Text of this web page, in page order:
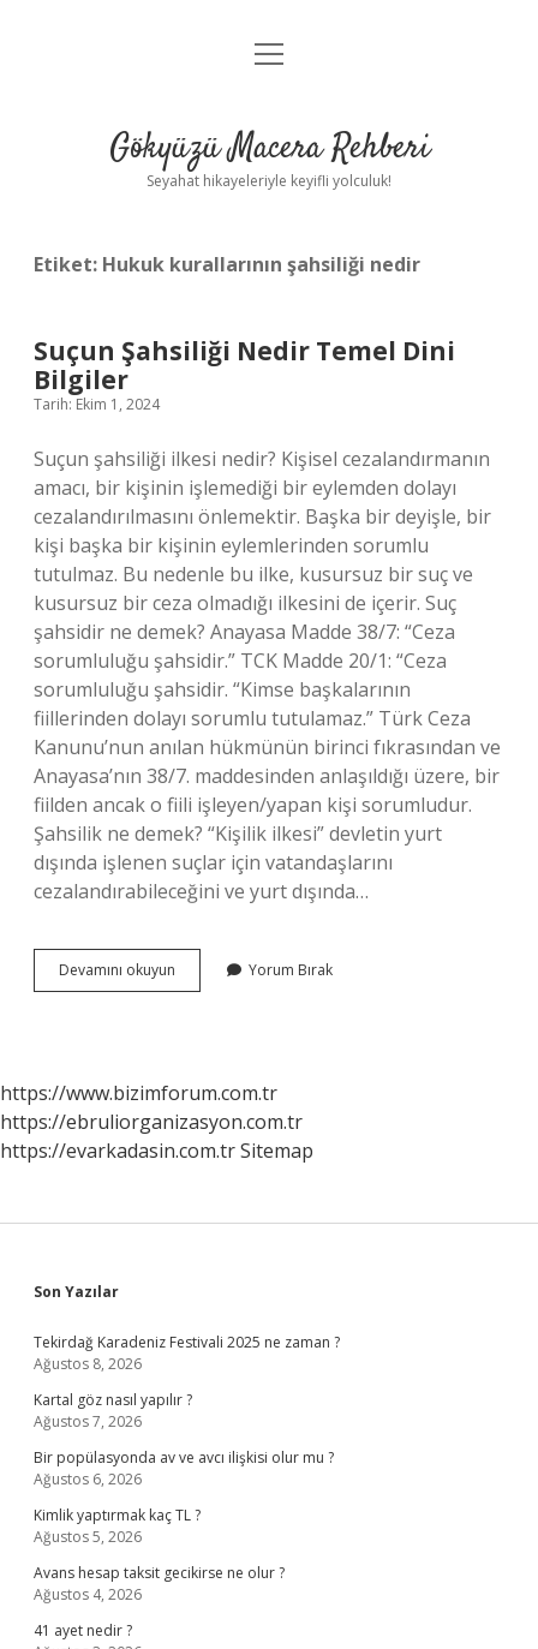
Anasayfa
Yasal Uyarı
menüyü
Gökyüzü Macera Rehberi
Seyahat hikayeleriyle keyifli yolculuk!
Etiket: Hukuk kurallarının şahsiliği nedir
Suçun Şahsiliği Nedir Temel Dini
Bilgiler
Tarih: Ekim 1, 2024
Suçun şahsiliği ilkesi nedir? Kişisel cezalandırmanın
amacı, bir kişinin işlemediği bir eylemden dolayı
cezalandırılmasını önlemektir. Başka bir deyişle, bir
kişi başka bir kişinin eylemlerinden sorumlu
tutulmaz. Bu nedenle bu ilke, kusursuz bir suç ve
kusursuz bir ceza olmadığı ilkesini de içerir. Suç
şahsidir ne demek? Anayasa Madde 38/7: “Ceza
sorumluluğu şahsidir.” TCK Madde 20/1: “Ceza
sorumluluğu şahsidir. “Kimse başkalarının
fiillerinden dolayı sorumlu tutulamaz.” Türk Ceza
Kanunu’nun anılan hükmünün birinci fıkrasından ve
Anayasa’nın 38/7. maddesinden anlaşıldığı üzere, bir
fiilden ancak o fiili işleyen/yapan kişi sorumludur.
Şahsilik ne demek? “Kişilik ilkesi” devletin yurt
dışında işlenen suçlar için vatandaşlarını
cezalandırabileceğini ve yurt dışında…
Devamını okuyun
Şahsiliği
Yorum Bırak
https://www.bizimforum.com.tr
https://ebruliorganizasyon.com.tr
https://evarkadasin.com.trSitemap
Sidebar
Son Yazılar
Tekirdağ Karadeniz Festivali 2025 ne zaman ?
Ağustos 8, 2026
Kartal göz nasıl yapılır ?
Ağustos 7, 2026
Bir popülasyonda av ve avcı ilişkisi olur mu ?
Ağustos 6, 2026
Kimlik yaptırmak kaç TL ?
Ağustos 5, 2026
Avans hesap taksit gecikirse ne olur ?
Ağustos 4, 2026
41 ayet nedir ?